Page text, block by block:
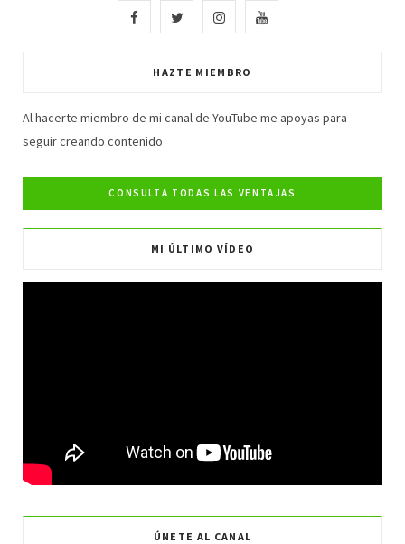
a
e
b
T
w
t
I
n
t
a
m
Y
o
T
HAZTE MIEMBRO
Al hacerte miembro de mi canal de YouTube me apoyas para
seguir creando contenido
MI ÚLTIMO VÍDEO
ÚNETE AL CANAL